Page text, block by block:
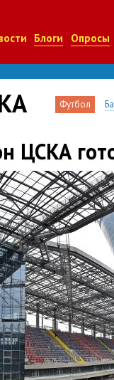
Блоги Опросы
Футбол
ЦСКА